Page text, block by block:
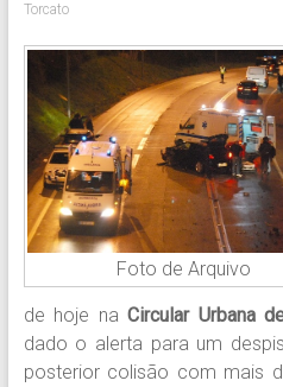
Torcato
Foto de Arquivo
de hoje naCircular Urbana
dado o alerta para um
posterior colisão com mais